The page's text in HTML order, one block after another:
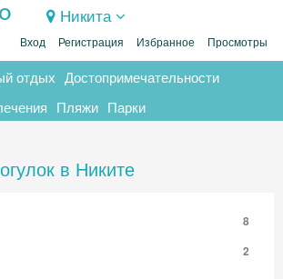
Никита
Вход Регистрация Избранное Просмотры
отдых Достопримечательности
Пляжи Парки
в Никите
8
2